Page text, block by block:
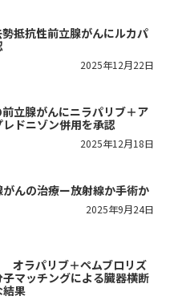
抵抗性前立腺がんにルカパ
2025年12月22日
立腺がんにニラパリブ＋ア
ドニゾン併用を承認
2025年12月18日
んの治療ー放射線か手術か
2025年9月24日
オラパリブ＋ペムブロリズ
マッチングによる臓器横断
結果